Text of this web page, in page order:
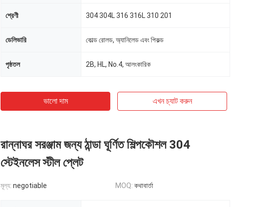
শ্রেণী 304 304L 316 316L 310 201
ডেলিভারি কোল্ড রোলড, অ্যানিলেড এবং পিকল্ড
পৃষ্ঠতল 2B, HL, No.4, আলংকারিক
ভালো দাম এখন চ্যাট করুন
রান্নাঘর সরঞ্জাম জন্য ঠান্ডা ঘূর্ণিত শিল্পকৌশল 304
স্টেইনলেস স্টীল প্লেট
মূল্য: negotiable MOQ: কথাবার্তা